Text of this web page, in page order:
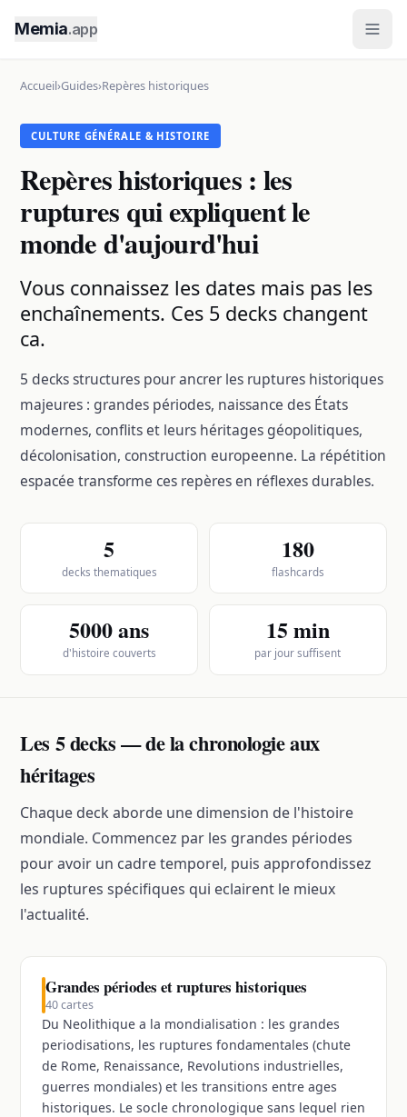
Memia.app
Accueil›Guides›Repères historiques
CULTURE GÉNÉRALE & HISTOIRE
Repères historiques : les
ruptures qui expliquent le
monde d'aujourd'hui
Vous connaissez les dates mais pas les
enchaînements. Ces 5 decks changent
ca.
5 decks structures pour ancrer les ruptures historiques
majeures : grandes périodes, naissance des États
modernes, conflits et leurs héritages géopolitiques,
décolonisation, construction europeenne. La répétition
espacée transforme ces repères en réflexes durables.
5
decks thematiques
180
flashcards
5000 ans
d'histoire couverts
15 min
par jour suffisent
Les 5 decks — de la chronologie aux
héritages
Chaque deck aborde une dimension de l'histoire
mondiale. Commencez par les grandes périodes
pour avoir un cadre temporel, puis approfondissez
les ruptures spécifiques qui eclairent le mieux
l'actualité.
Grandes périodes et ruptures historiques
40cartes
Du Neolithique a la mondialisation : les grandes
periodisations, les ruptures fondamentales (chute
de Rome, Renaissance, Revolutions industrielles,
guerres mondiales) et les transitions entre ages
historiques. Le socle chronologique sans lequel rien